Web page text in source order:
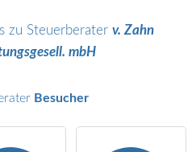
zu Steuerberater v. Zahn
mbH
Besucher